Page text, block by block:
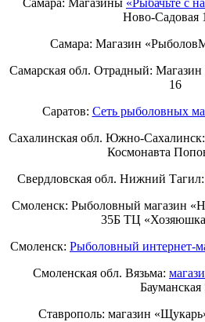
Самара: Магазины «Рыбачьте с
Ново-Садовая
Самара: Магазин
Самарская обл. Отрадный:
16
Саратов: Сеть рыболовных
Сахалинская обл. Южно-
Космонавта
Свердловская обл. Нижний Тагил:
Смоленск: Рыболовный магазин
35Б ТЦ
Смоленск: Рыболовный интернет-
Смоленская обл. Вязьма:
Бауманская
Ставрополь: магазин